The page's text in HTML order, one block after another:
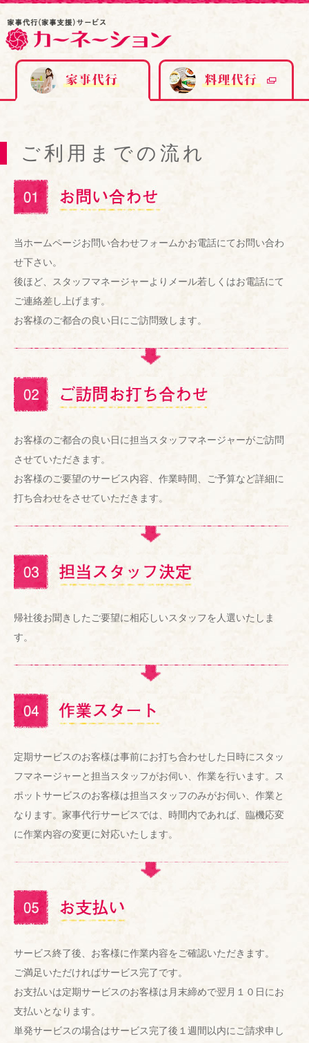
ご利用までの流れ
当ホームページお問い合わせフォームかお電話にてお問い合わ
せ下さい。
後ほど、スタッフマネージャーよりメール若しくはお電話にて
ご連絡差し上げます。
お客様のご都合の良い日にご訪問致します。
お客様のご都合の良い日に担当スタッフマネージャーがご訪問
させていただきます。
お客様のご要望のサービス内容、作業時間、ご予算など詳細に
打ち合わせをさせていただきます。
帰社後お聞きしたご要望に相応しいスタッフを人選いたしま
す。
定期サービスのお客様は事前にお打ち合わせした日時にスタッ
フマネージャーと担当スタッフがお伺い、作業を行います。ス
ポットサービスのお客様は担当スタッフのみがお伺い、作業と
なります。家事代行サービスでは、時間内であれば、臨機応変
に作業内容の変更に対応いたします。
サービス終了後、お客様に作業内容をご確認いただきます。
ご満足いただければサービス完了です。
お支払いは定期サービスのお客様は月末締めで翌月１０日にお
支払いとなります。
単発サービスの場合はサービス完了後１週間以内にご請求申し